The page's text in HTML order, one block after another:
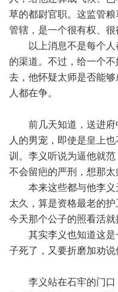
草的都尉官职。这监管
管辖，是一个很有权、很
以上消息不是每个人
的渠道。不过，给一个
去，他怀疑太师是否能
人都在争。
前几天知道，送进府
人的男宠，即使是皇上
训。李义听说为逼他就
不会留疤的严刑，想那太
本来这些都与他李义
太久，算是资格最老的
今天那个公子的照看活就
其实李义也知道这是
子死了，又要折磨加劝说
李义站在石牢的门口